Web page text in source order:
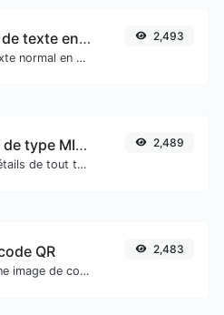
Générateur de texte en cursive
Convertir le texte normal en police cursive.
2,493
Vérificateur de type MIME de fichier
Obtenez les détails de tout type de fichier, tels que le type MIME ou la date de dernière modification.
2,489
QR
Téléchargez une image de code QR et extrayez les données.
2,483